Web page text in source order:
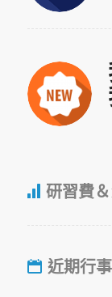
研習費
近期行